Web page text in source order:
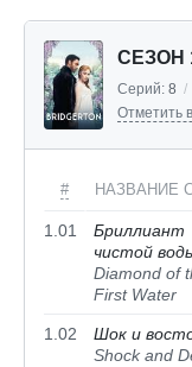
СЕЗОН
Серий: 8 /
Отметить
# НАЗВАНИЕ
1.01
Бриллиант
чистой
Diamond of
First Water
1.02
Шок и
Shock and